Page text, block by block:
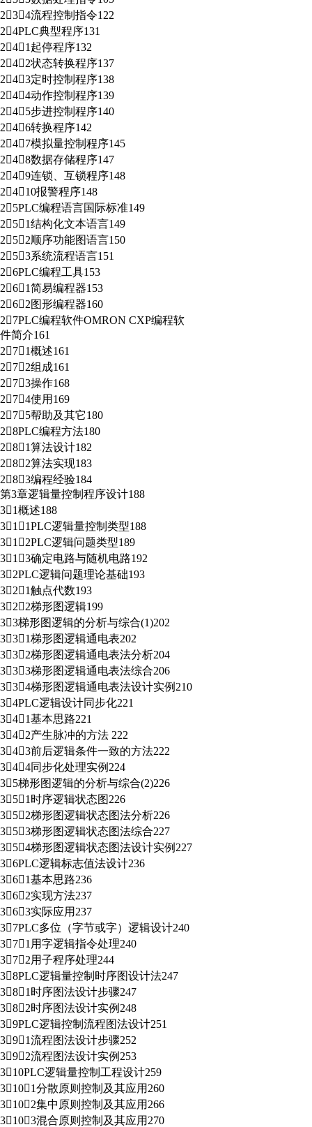
234流程控制指令122
24PLC典型程序131
241起停程序132
242状态转换程序137
243定时控制程序138
244动作控制程序139
245步进控制程序140
246转换程序142
247模拟量控制程序145
248数据存储程序147
249连锁、互锁程序148
2410报警程序148
25PLC编程语言国际标准149
251结构化文本语言149
252顺序功能图语言150
253系统流程语言151
26PLC编程工具153
261简易编程器153
262图形编程器160
27PLC编程软件OMRON CXP编程软
件简介161
271概述161
272组成161
273操作168
274使用169
275帮助及其它180
28PLC编程方法180
281算法设计182
282算法实现183
283编程经验184
第3章逻辑量控制程序设计188
31概述188
311PLC逻辑量控制类型188
312PLC逻辑问题类型189
313确定电路与随机电路192
32PLC逻辑问题理论基础193
321触点代数193
322梯形图逻辑199
33梯形图逻辑的分析与综合(1)202
331梯形图逻辑通电表202
332梯形图逻辑通电表法分析204
333梯形图逻辑通电表法综合206
334梯形图逻辑通电表法设计实例210
34PLC逻辑设计同步化221
341基本思路221
342产生脉冲的方法 222
343前后逻辑条件一致的方法222
344同步化处理实例224
35梯形图逻辑的分析与综合(2)226
351时序逻辑状态图226
352梯形图逻辑状态图法分析226
353梯形图逻辑状态图法综合227
354梯形图逻辑状态图法设计实例227
36PLC逻辑标志值法设计236
361基本思路236
362实现方法237
363实际应用237
37PLC多位（字节或字）逻辑设计240
371用字逻辑指令处理240
372用子程序处理244
38PLC逻辑量控制时序图设计法247
381时序图法设计步骤247
382时序图法设计实例248
39PLC逻辑控制流程图法设计251
391流程图法设计步骤252
392流程图法设计实例253
310PLC逻辑量控制工程设计259
3101分散原则控制及其应用260
3102集中原则控制及其应用266
3103混合原则控制及其应用270